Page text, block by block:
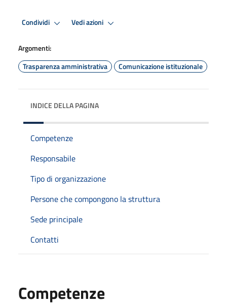
Condividi Vedi azioni
Argomenti:
Trasparenza amministrativa
Comunicazione istituzionale
INDICE DELLA PAGINA
Competenze
Responsabile
Tipo di organizzazione
Persone che compongono la struttura
Sede principale
Contatti
Competenze